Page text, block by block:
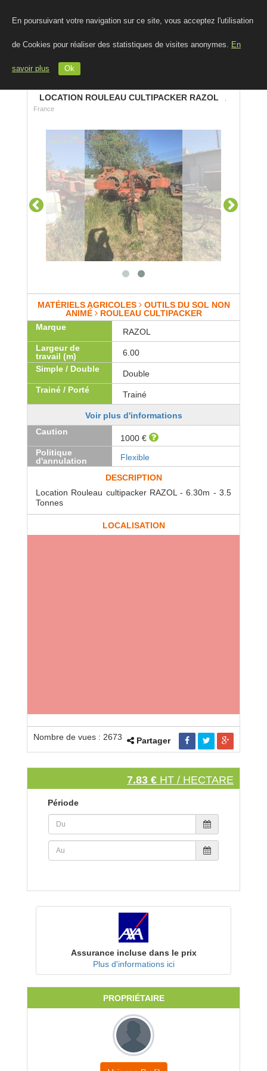
En poursuivant votre navigation sur ce site, vous acceptez l'utilisation
de Cookies pour réaliser des statistiques de visites anonymes. En
savoir plus Ok
LOCATION ROULEAU CULTIPACKER RAZOL
France
MATÉRIELS AGRICOLES OUTILS DU SOL NON
ANIMÉ ROULEAU CULTIPACKER
Marque
RAZOL
Largeur de
travail (m)
6.00
Simple / Double
Double
Trainé / Porté
Trainé
Voir plus d'informations
Caution
1000 €
Politique
d'annulation
Flexible
DESCRIPTION
Location Rouleau cultipacker RAZOL - 6.30m - 3.5
Tonnes
LOCALISATION
Nombre de vues : 2673 Partager
7.83 € HT / HECTARE
Période
Assurance incluse dans le prix
Plus d'informations ici
PROPRIÉTAIRE